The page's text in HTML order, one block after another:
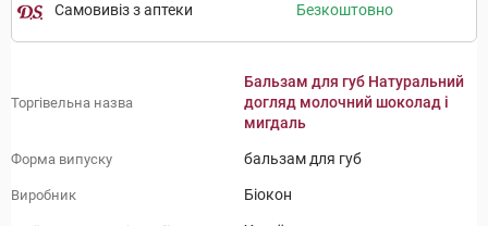
Самовивіз з аптеки Безкоштовно
Торгівельна назва
Бальзам для губ Натуральний
догляд молочний шоколад і
мигдаль
Форма випуску бальзам для губ
Виробник Біокон